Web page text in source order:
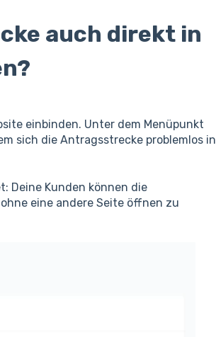
auch direkt in
einbinden. Unter dem Menüpunkt
sich die Antragsstrecke problemlos in
Deine Kunden können die
eine andere Seite öffnen zu